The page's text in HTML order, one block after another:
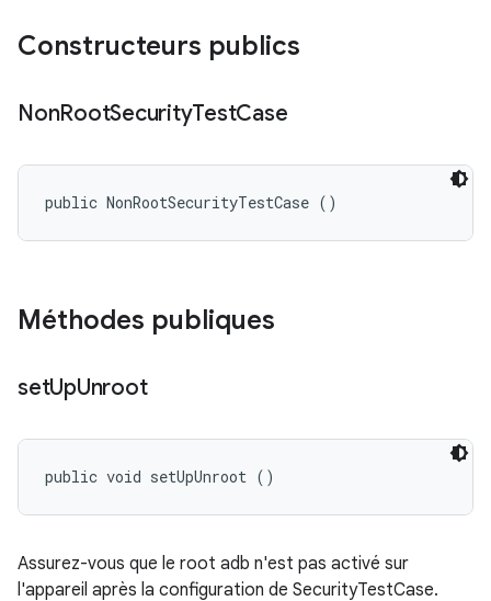
Constructeurs publics
NonRootSecurityTestCase
public NonRootSecurityTestCase ()
Méthodes publiques
setUpUnroot
public void setUpUnroot ()
Assurez-vous que le root adb n'est pas activé sur
l'appareil après la configuration de SecurityTestCase.